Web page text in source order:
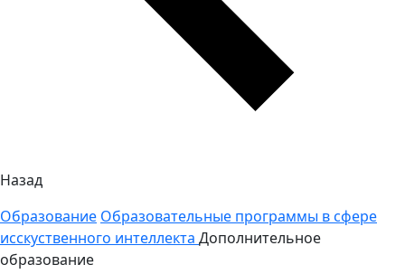
Назад
Образование Образовательные программы в сфере
исскуственного интеллекта Дополнительное
образование